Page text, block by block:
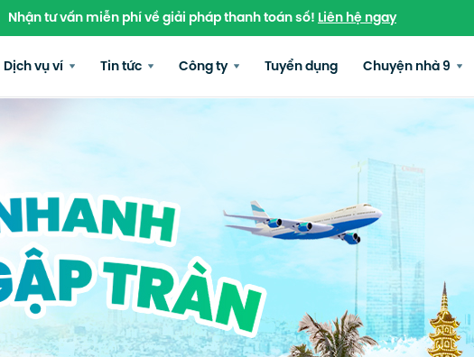
Nhận tư vấn miễn phí về giải pháp thanh toán số!Liên hệ ngay
Dịch vụ ví Tin tức Công ty Tuyển dụng Chuyện nhà 9